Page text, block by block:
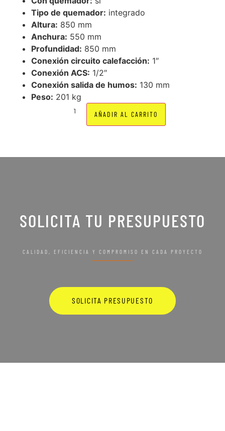
Tipo de quemador: integrado
Altura: 850 mm
Anchura: 550 mm
Profundidad: 850 mm
Conexión circuito calefacción: 1″
Conexión ACS: 1/2″
Conexión salida de humos: 130 mm
Peso: 201 kg
AÑADIR AL CARRITO
SOLICITA TU PRESUPUESTO
CALIDAD, EFICIENCIA Y COMPROMISO EN CADA PROYECTO
SOLICITA PRESUPUESTO